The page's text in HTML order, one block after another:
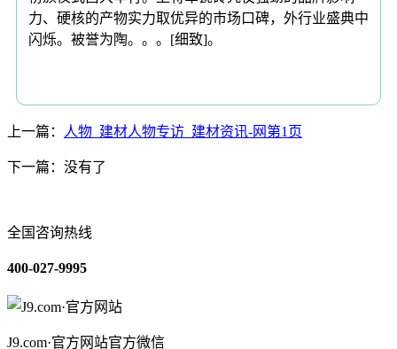
力、硬核的产物实力取优异的市场口碑，外行业盛典中
闪烁。被誉为陶。。。[细致]。
上一篇： 人物_建材人物专访_建材资讯-网第1页
下一篇：没有了
全国咨询热线
400-027-9995
J9.com·官方网站官方微信